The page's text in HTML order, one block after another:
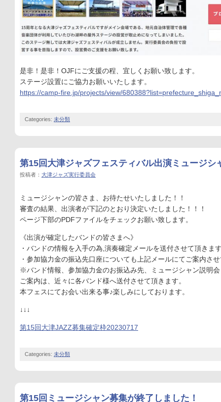
是非！是非！OJFにご支援の程、宜しくお願い致します。
ステージ設置にご協力お願いいたします。
https://camp-fire.jp/projects/view/
Categories: 未分類
第15回大津ジャズフェスティバル出演ミュージシ
投稿者： 大津ジャズ実行委員会
ミュージシャンの皆さま、お待たせいたしました！！
審査の結果、出演者が下記のとおり決定いたしました！！！
ページ下部のPDFファイルをチェックお願い致します。
《出演が確定したバンドの皆さまへ》
・バンドの情報を入手の為,演奏確定メールを送付させて頂きま
・参加協力金の振込先口座についても上記メールにてご案内さ
※バンド情報、参加協力金のお振込み先、ミュージシャン説明
ご案内は、近々に各バンド様へ送付させて頂きます。
本フェスにてお会い出来る事♪楽しみにしております。
↓↓↓
第15回大津JAZZ募集確定枠20230717
Categories: 未分類
第15回ミュージシャン募集が終了しました！